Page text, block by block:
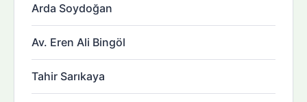
Arda Soydoğan
Av. Eren Ali Bingöl
Tahir Sarıkaya